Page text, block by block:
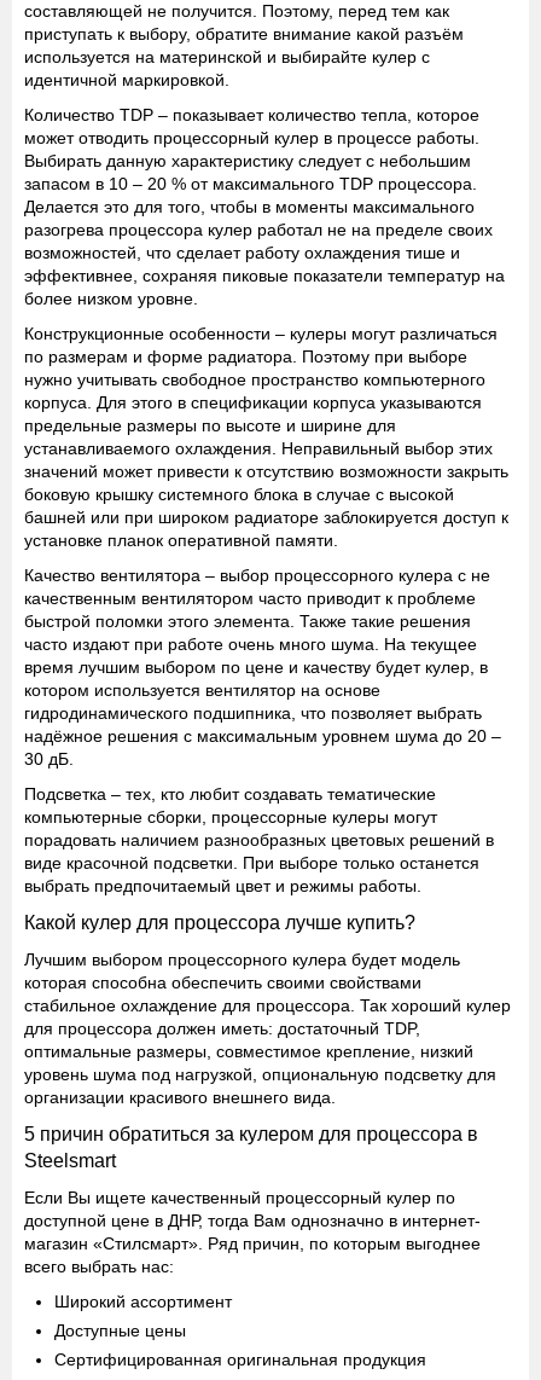
составляющей не получится. Поэтому, перед тем как
приступать к выбору, обратите внимание какой разъём
используется на материнской и выбирайте кулер с
идентичной маркировкой.
Количество TDP – показывает количество тепла, которое
может отводить процессорный кулер в процессе работы.
Выбирать данную характеристику следует с небольшим
запасом в 10 – 20 % от максимального TDP процессора.
Делается это для того, чтобы в моменты максимального
разогрева процессора кулер работал не на пределе своих
возможностей, что сделает работу охлаждения тише и
эффективнее, сохраняя пиковые показатели температур на
более низком уровне.
Конструкционные особенности – кулеры могут различаться
по размерам и форме радиатора. Поэтому при выборе
нужно учитывать свободное пространство компьютерного
корпуса. Для этого в спецификации корпуса указываются
предельные размеры по высоте и ширине для
устанавливаемого охлаждения. Неправильный выбор этих
значений может привести к отсутствию возможности закрыть
боковую крышку системного блока в случае с высокой
башней или при широком радиаторе заблокируется доступ к
установке планок оперативной памяти.
Качество вентилятора – выбор процессорного кулера с не
качественным вентилятором часто приводит к проблеме
быстрой поломки этого элемента. Также такие решения
часто издают при работе очень много шума. На текущее
время лучшим выбором по цене и качеству будет кулер, в
котором используется вентилятор на основе
гидродинамического подшипника, что позволяет выбрать
надёжное решения с максимальным уровнем шума до 20 –
30 дБ.
Подсветка – тех, кто любит создавать тематические
компьютерные сборки, процессорные кулеры могут
порадовать наличием разнообразных цветовых решений в
виде красочной подсветки. При выборе только останется
выбрать предпочитаемый цвет и режимы работы.
Какой кулер для процессора лучше купить?
Лучшим выбором процессорного кулера будет модель
которая способна обеспечить своими свойствами
стабильное охлаждение для процессора. Так хороший кулер
для процессора должен иметь: достаточный TDP,
оптимальные размеры, совместимое крепление, низкий
уровень шума под нагрузкой, опциональную подсветку для
организации красивого внешнего вида.
5 причин обратиться за кулером для процессора в
Steelsmart
Если Вы ищете качественный процессорный кулер по
доступной цене в ДНР, тогда Вам однозначно в интернет-
магазин «Стилсмарт». Ряд причин, по которым выгоднее
всего выбрать нас:
Широкий ассортимент
Доступные цены
Сертифицированная оригинальная продукция